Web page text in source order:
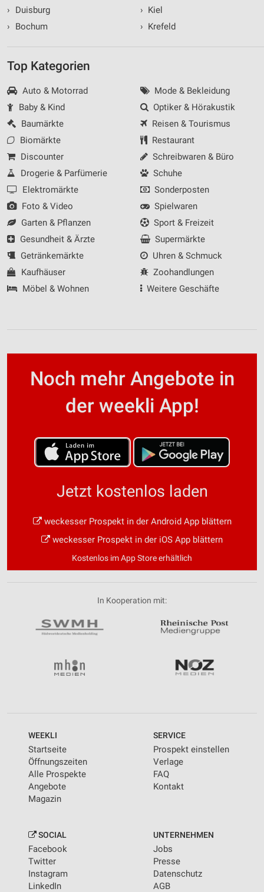
›
Duisburg
›
Bochum
› Kiel
› Krefeld
Top Kategorien
Auto & Motorrad
Baby & Kind
Baumärkte
Biomärkte
Discounter
Drogerie & Parfümerie
Elektromärkte
Foto & Video
Garten & Pflanzen
Gesundheit & Ärzte
Getränkemärkte
Kaufhäuser
Möbel & Wohnen
Mode & Bekleidung
Optiker & Hörakustik
Reisen & Tourismus
Restaurant
Schreibwaren & Büro
Schuhe
Sonderposten
Spielwaren
Sport & Freizeit
Supermärkte
Uhren & Schmuck
Zoohandlungen
Weitere Geschäfte
Noch mehr Angebote in
der weekli App!
Jetzt kostenlos laden
weckesser Prospekt in der Android App blättern
weckesser Prospekt in der iOS App blättern
Kostenlos im App Store erhältlich
In Kooperation mit:
WEEKLI
Startseite
Öffnungszeiten
Alle Prospekte
Angebote
Magazin
SERVICE
Prospekt einstellen
Verlage
FAQ
Kontakt
SOCIAL
Facebook
Twitter
Instagram
LinkedIn
UNTERNEHMEN
Jobs
Presse
Datenschutz
AGB